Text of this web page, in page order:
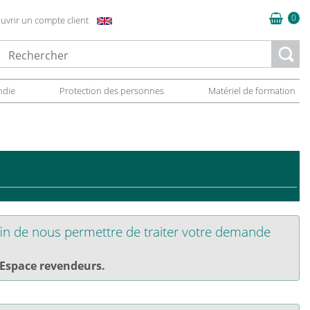
un compte client 0
Protection des personnes Matériel de formation
de nous permettre de traiter votre demande
Espace revendeurs.